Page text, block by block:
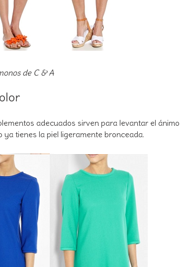
de C & A
adecuados sirven para levantar el ánimo
tienes la piel ligeramente bronceada.